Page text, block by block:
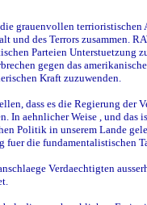
grauenvollen
und des Terrors zusammen.
Parteien Unterstuetzung
gegen das
Kraft zuzuwenden.
dass es die Regierung
In aehnlicher Weise , und
Politik in unserem Lande
fuer die fundamentalistischen
Verdaechtigten